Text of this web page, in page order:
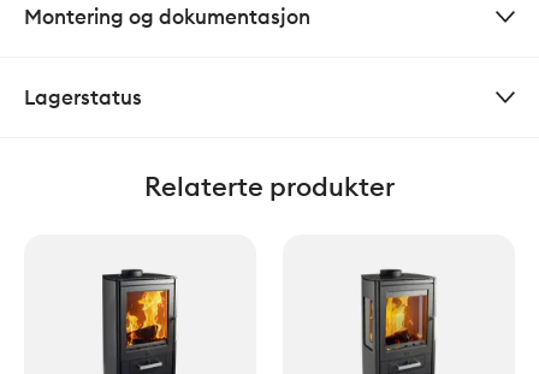
Montering og dokumentasjon
Lagerstatus
Relaterte produkter